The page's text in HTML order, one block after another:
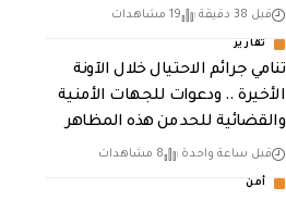
قبل 38 دقيقة 19 مشاهدات
تقارير
تنامي جرائم الاحتيال خلال الآونة
الأخيرة .. ودعوات للجهات الأمنية
والقضائية للحد من هذه المظاهر
قبل ساعة واحدة 8 مشاهدات
أمن